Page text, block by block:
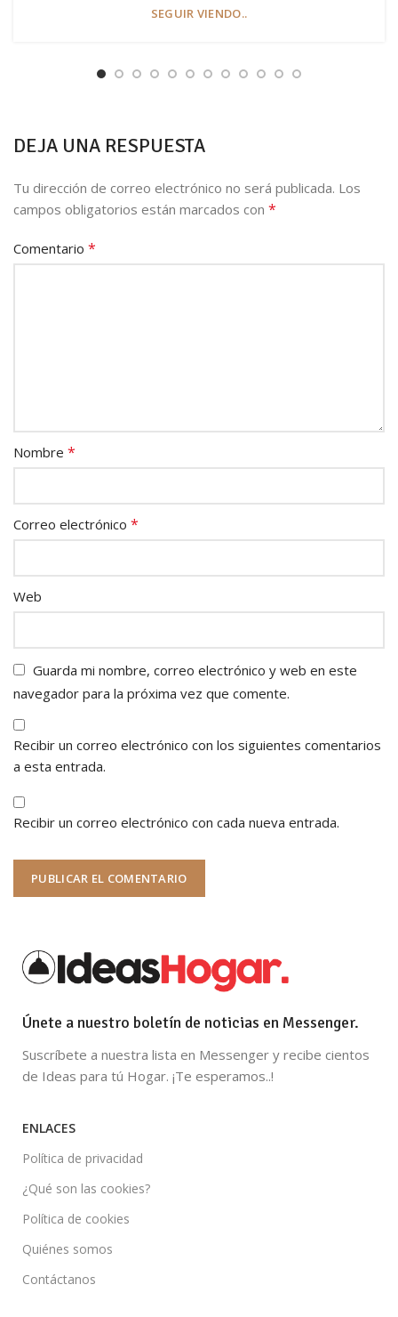
SEGUIR VIENDO..
DEJA UNA RESPUESTA
Tu dirección de correo electrónico no será publicada. Los
campos obligatorios están marcados con *
Comentario *
Nombre *
Correo electrónico *
Web
Guarda mi nombre, correo electrónico y web en este
navegador para la próxima vez que comente.
Recibir un correo electrónico con los siguientes comentarios
a esta entrada.
Recibir un correo electrónico con cada nueva entrada.
Únete a nuestro boletín de noticias en Messenger.
Suscríbete a nuestra lista en Messenger y recibe cientos
de Ideas para tú Hogar. ¡Te esperamos..!
ENLACES
Política de privacidad
¿Qué son las cookies?
Política de cookies
Quiénes somos
Contáctanos